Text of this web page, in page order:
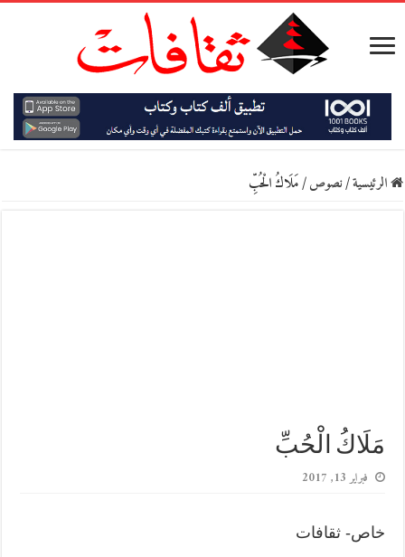
الرئيسية/نصوص/مَلَاكُ الْحُبِّ
مَلَاكُ الْحُبِّ
فبراير 13, 2017
خاص- ثقافات